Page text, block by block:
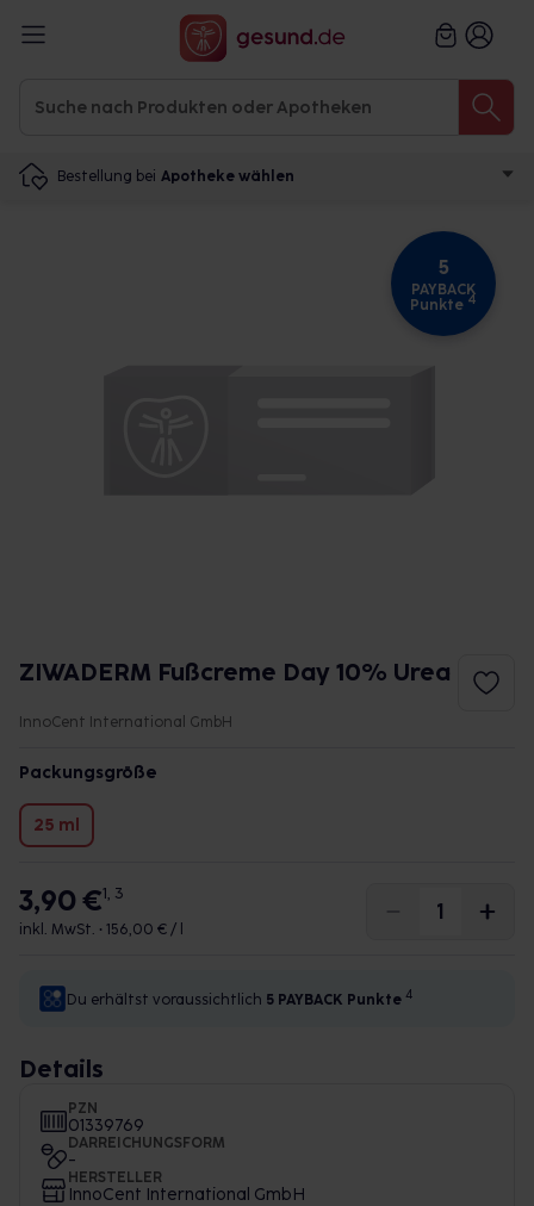
Bestellung bei Apotheke wählen
5
PAYBACK
Punkte 4
ZIWADERM Fußcreme Day 10% Urea
InnoCent International GmbH
Packungsgröße
25 ml
3,90 €1, 3
inkl. MwSt. • 156,00 € / l
Du erhältst voraussichtlich 5 PAYBACK Punkte 4
Details
PZN
01339769
DARREICHUNGSFORM
-
HERSTELLER
InnoCent International GmbH